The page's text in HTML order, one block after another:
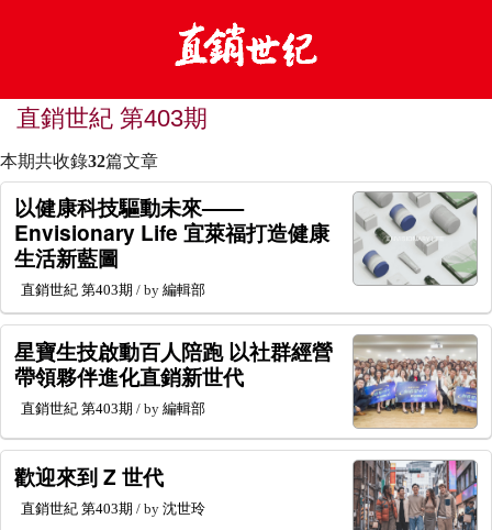
直銷世紀 第403期
本期共收錄32篇文章
以健康科技驅動未來——
Envisionary Life 宜萊福打造健康
生活新藍圖
直銷世紀 第403期 / by 編輯部
星寶生技啟動百人陪跑 以社群經營
帶領夥伴進化直銷新世代
直銷世紀 第403期 / by 編輯部
歡迎來到 Z 世代
直銷世紀 第403期 / by 沈世玲